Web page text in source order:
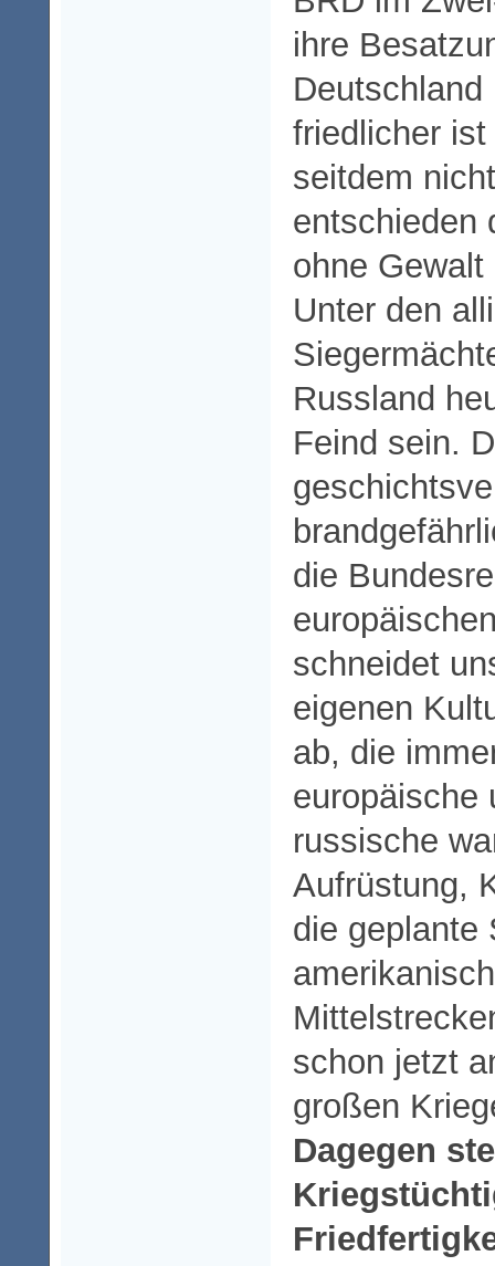
ihre
friedlicher
seitdem
entschieden
ohne
Unter den
Russland
Feind sein.
die
schneidet
eigenen
ab, die
europäische
russische
Aufrüstung,
die geplante
schon jetzt
großen
Dagegen